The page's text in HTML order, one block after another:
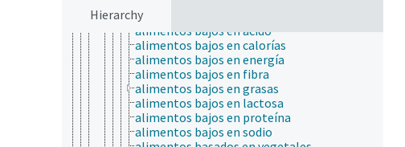
Hierarchyalimentos alternativos
alimentos bajos en ácido
alimentos bajos en calorías
alimentos bajos en energía
alimentos bajos en fibra
alimentos bajos en grasas
alimentos bajos en lactosa
alimentos bajos en proteína
alimentos bajos en sodio